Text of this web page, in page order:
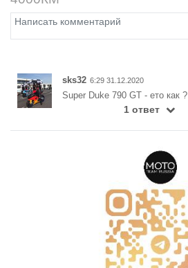
sks32 6:29 31.12.2020
Super Duke 790 GT - ето как ?
1 ответ